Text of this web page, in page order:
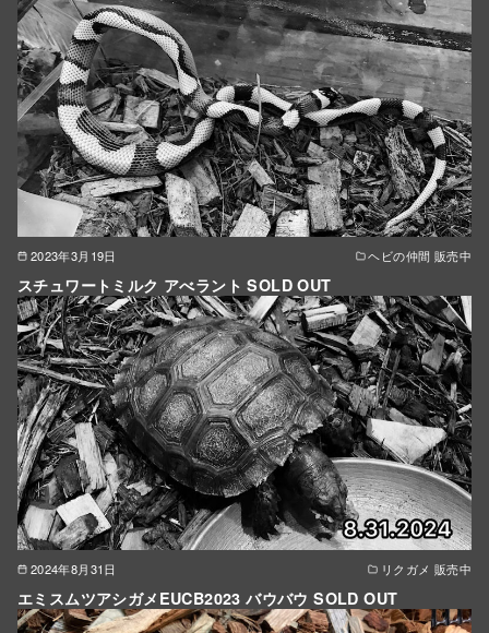
2023年3月19日 ヘビの仲間 販売中
スチュワートミルク アべラント SOLD OUT
2024年8月31日 リクガメ 販売中
エミスムツアシガメEUCB2023 バウバウ SOLD OUT